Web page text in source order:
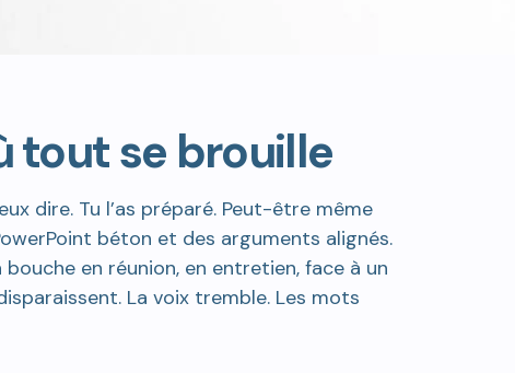
tout se brouille
dire. Tu l’as préparé. Peut-être même
béton et des arguments alignés.
en réunion, en entretien, face à un
La voix tremble. Les mots